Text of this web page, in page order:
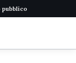
pubblico